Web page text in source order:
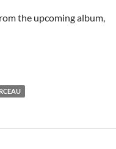
the upcoming album,
d’Astronoid !